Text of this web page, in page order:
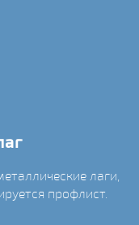
лаги,
профлист.